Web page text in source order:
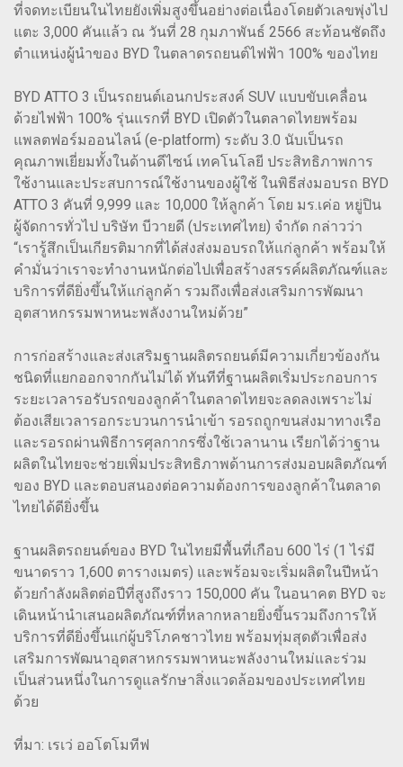
ที่จดทะเบียนในไทยยังเพิ่มสูงขึ้นอย่างต่อเนื่องโดยตัวเลขพุ่งไป
แตะ 3,000 คันแล้ว ณ วันที่ 28 กุมภาพันธ์ 2566 สะท้อนชัดถึง
ตำแหน่งผู้นำของ BYD ในตลาดรถยนต์ไฟฟ้า 100% ของไทย
BYD ATTO 3 เป็นรถยนต์เอนกประสงค์ SUV แบบขับเคลื่อน
ด้วยไฟฟ้า 100% รุ่นแรกที่ BYD เปิดตัวในตลาดไทยพร้อม
แพลตฟอร์มออนไลน์ (e-platform) ระดับ 3.0 นับเป็นรถ
คุณภาพเยี่ยมทั้งในด้านดีไซน์ เทคโนโลยี ประสิทธิภาพการ
ใช้งานและประสบการณ์ใช้งานของผู้ใช้ ในพิธีส่งมอบรถ BYD
ATTO 3 คันที่ 9,999 และ 10,000 ให้ลูกค้า โดย มร.เค่อ หยู่ปิน
ผู้จัดการทั่วไป บริษัท บีวายดี (ประเทศไทย) จำกัด กล่าวว่า
“เรารู้สึกเป็นเกียรติมากที่ได้ส่งส่งมอบรถให้แก่ลูกค้า พร้อมให้
คำมั่นว่าเราจะทำงานหนักต่อไปเพื่อสร้างสรรค์ผลิตภัณฑ์และ
บริการที่ดียิ่งขึ้นให้แก่ลูกค้า รวมถึงเพื่อส่งเสริมการพัฒนา
อุตสาหกรรมพาหนะพลังงานใหม่ด้วย”
การก่อสร้างและส่งเสริมฐานผลิตรถยนต์มีความเกี่ยวข้องกัน
ชนิดที่แยกออกจากกันไม่ได้ ทันทีที่ฐานผลิตเริ่มประกอบการ
ระยะเวลารอรับรถของลูกค้าในตลาดไทยจะลดลงเพราะไม่
ต้องเสียเวลารอกระบวนการนำเข้า รอรถถูกขนส่งมาทางเรือ
และรอรถผ่านพิธีการศุลกากรซึ่งใช้เวลานาน เรียกได้ว่าฐาน
ผลิตในไทยจะช่วยเพิ่มประสิทธิภาพด้านการส่งมอบผลิตภัณฑ์
ของ BYD และตอบสนองต่อความต้องการของลูกค้าในตลาด
ไทยได้ดียิ่งขึ้น
ฐานผลิตรถยนต์ของ BYD ในไทยมีพื้นที่เกือบ 600 ไร่ (1 ไร่มี
ขนาดราว 1,600 ตารางเมตร) และพร้อมจะเริ่มผลิตในปีหน้า
ด้วยกำลังผลิตต่อปีที่สูงถึงราว 150,000 คัน ในอนาคต BYD จะ
เดินหน้านำเสนอผลิตภัณฑ์ที่หลากหลายยิ่งขึ้นรวมถึงการให้
บริการที่ดียิ่งขึ้นแก่ผู้บริโภคชาวไทย พร้อมทุ่มสุดตัวเพื่อส่ง
เสริมการพัฒนาอุตสาหกรรมพาหนะพลังงานใหม่และร่วม
เป็นส่วนหนึ่งในการดูแลรักษาสิ่งแวดล้อมของประเทศไทย
ด้วย
ที่มา: เรเว่ ออโตโมทีฟ